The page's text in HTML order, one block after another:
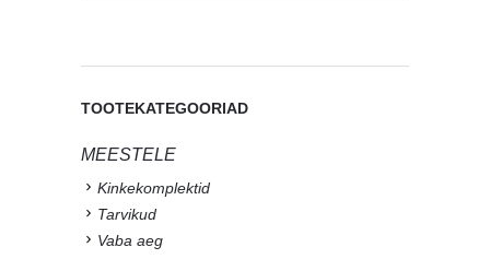
TOOTEKATEGOORIAD
MEESTELE
Kinkekomplektid
Tarvikud
Vaba aeg